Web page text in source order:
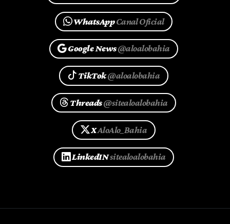
WhatsAppCanal Oficial
Google News@aloalobahia
TikTok@aloalobahia
Threads@sitealoalobahia
XAloAlo_Bahia
LinkedINsitealoalobahia